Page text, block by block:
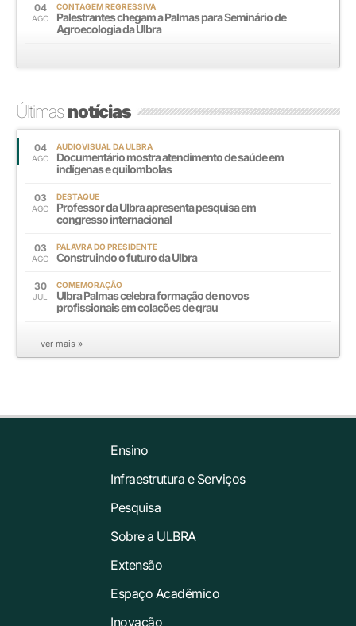
04
AGO
CONTAGEM REGRESSIVA
Palestrantes chegam a Palmas para Seminário de
Agroecologia da Ulbra
Últimasnotícias
04
AGO
AUDIOVISUAL DA ULBRA
Documentário mostra atendimento de saúde em
indígenas e quilombolas
03
AGO
DESTAQUE
Professor da Ulbra apresenta pesquisa em
congresso internacional
03
AGO
PALAVRA DO PRESIDENTE
Construindo o futuro da Ulbra
30
JUL
COMEMORAÇÃO
Ulbra Palmas celebra formação de novos
profissionais em colações de grau
ver mais »
Ensino
Infraestrutura e Serviços
Pesquisa
Sobre a ULBRA
Extensão
Espaço Acadêmico
Inovação